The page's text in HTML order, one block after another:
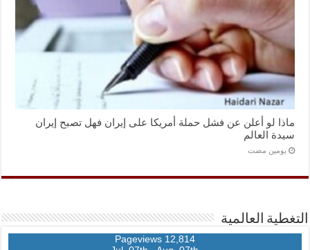
ماذا لو أعلن عن فشل حملة أمريكا على إيران فهل تصبح إيران
سيدة العالم
‏يومين مضت
التغطية العالمية
12,814 Pageviews